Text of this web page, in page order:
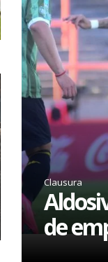
Clausura
de